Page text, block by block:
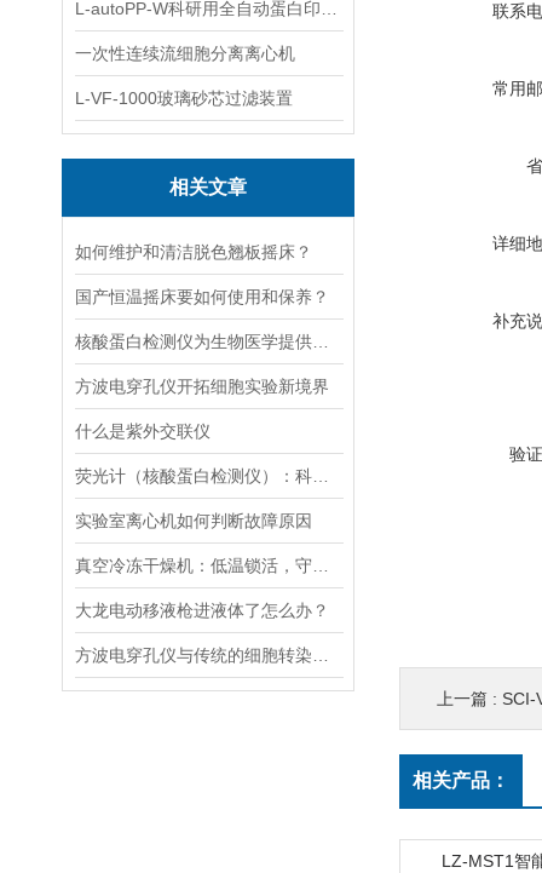
一次性连续流细胞分离离心机
L-VF-1000玻璃砂芯过滤装置
相关文章
如何维护和清洁脱色翘板摇床？
国产恒温摇床要如何使用和保养？
方波电穿孔仪开拓细胞实验新境界
什么是紫外交联仪
实验室离心机如何判断故障原因
大龙电动移液枪进液体了怎么办？
联系
常用
详细
补充
验
上一篇 : SCI-
相关产品：
LZ-MST1智